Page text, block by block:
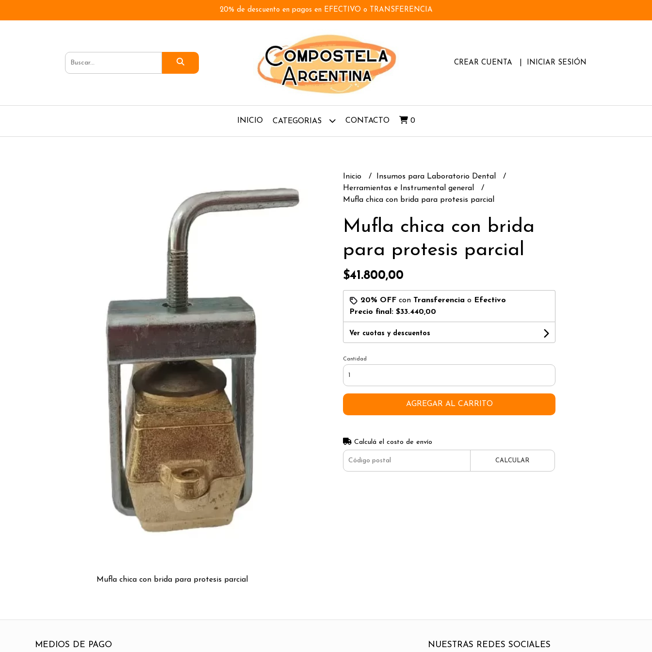
20% de descuento en pagos en EFECTIVO o TRANSFERENCIA
CREAR CUENTA INICIAR SESIÓN
INICIO CATEGORIAS CONTACTO 0
Mufla chica con brida para protesis parcial
Inicio
Insumos para Laboratorio Dental
Herramientas e Instrumental general
Mufla chica con brida para protesis parcial
Mufla chica con brida
para protesis parcial
$41.800,00
20% OFF con Transferencia o Efectivo
Precio final: $33.440,00
Ver cuotas y descuentos
Cantidad
AGREGAR AL CARRITO
Calculá el costo de envío
CALCULAR
MEDIOS DE PAGO NUESTRAS REDES SOCIALES